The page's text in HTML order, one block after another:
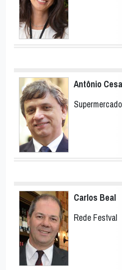
Antônio
Carlos Beal
Rede Festval